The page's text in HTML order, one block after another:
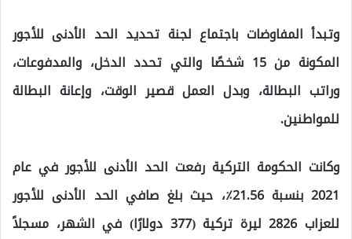
وتبدأ المفاوضات باجتماع لجنة تحديد الحد الأدنى للأجور
المكونة من 15 شخصًا والتي تحدد الدخل، والمدفوعات،
وراتب البطالة، وبدل العمل قصير الوقت، وإعانة البطالة
للمواطنين.
وكانت الحكومة التركية رفعت الحد الأدنى للأجور في عام
2021 بنسبة 21.56٪، حيث بلغ صافي الحد الأدنى للأجور
للعزاب 2826 ليرة تركية (377 دولارًا) في الشهر، مسجلاً